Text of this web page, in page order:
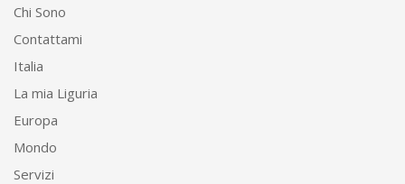
Chi Sono
Contattami
Italia
La mia Liguria
Europa
Mondo
Servizi